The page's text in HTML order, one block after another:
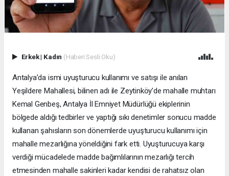
Erkek| Kadın (Haberi Sesli Oku)
Antalya’da ismi uyuşturucu kullanımı ve satışı ile anılan
Yeşildere Mahallesi, bilinen adı ile Zeytinköy’de mahalle muhtarı
Kemal Genbeş, Antalya İl Emniyet Müdürlüğü ekiplerinin
bölgede aldığı tedbirler ve yaptığı sıkı denetimler sonucu madde
kullanan şahısların son dönemlerde uyuşturucu kullanımı için
mahalle mezarlığına yöneldiğini fark etti. Uyuşturucuya karşı
verdiği mücadelede madde bağımlılarının mezarlığı tercih
etmesinden mahalle sakinleri kadar kendisi de rahatsız olan